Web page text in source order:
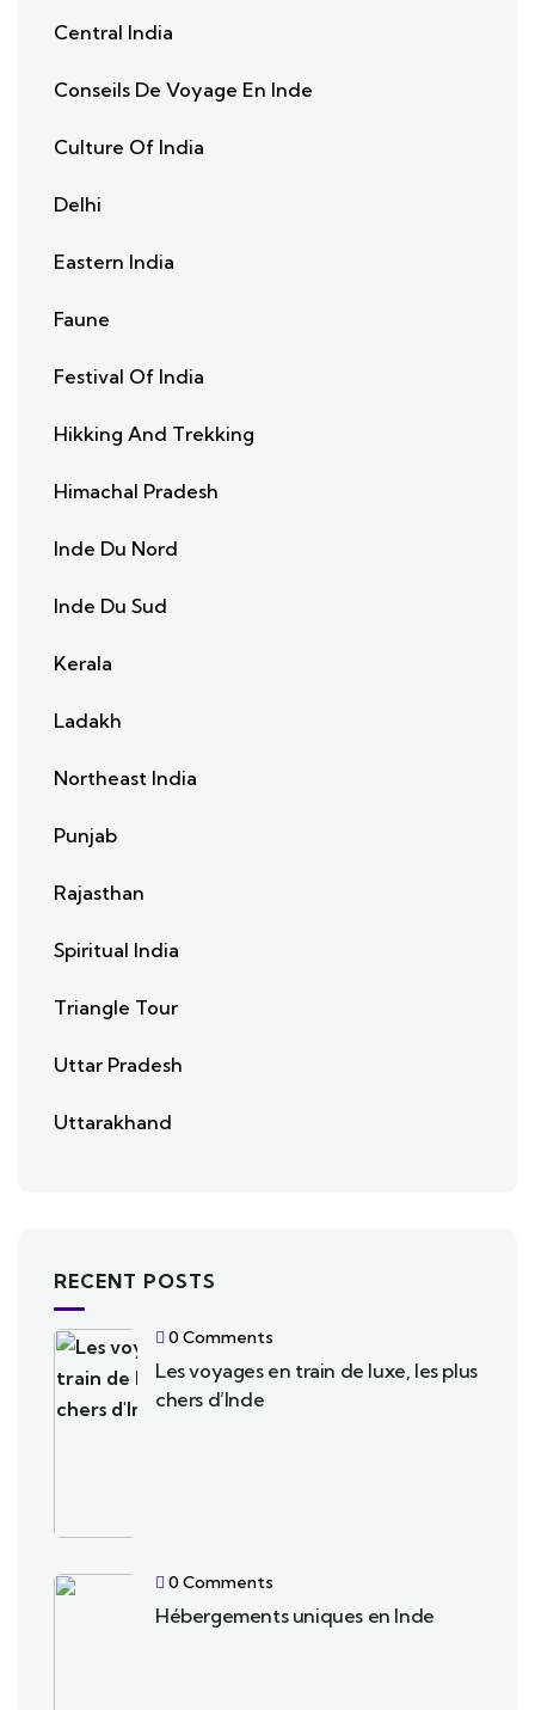
Central India
Conseils De Voyage En Inde
Culture Of India
Delhi
Eastern India
Faune
Festival Of India
Hikking And Trekking
Himachal Pradesh
Inde Du Nord
Inde Du Sud
Kerala
Ladakh
Northeast India
Punjab
Rajasthan
Spiritual India
Triangle Tour
Uttar Pradesh
Uttarakhand
RECENT POSTS
0 Comments
Les voyages en train de luxe, les plus
chers d’Inde
0 Comments
Hébergements uniques en Inde